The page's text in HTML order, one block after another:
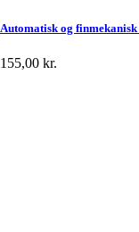
Automatisk og
155,00 kr.